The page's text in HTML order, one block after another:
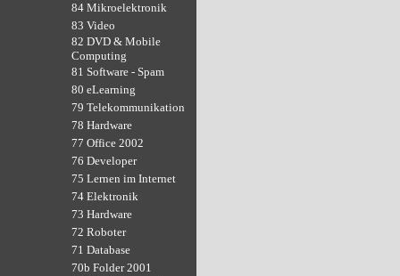
84 Mikroelektronik
83 Video
82 DVD & Mobile
Computing
81 Software - Spam
80 eLearning
79 Telekommunikation
78 Hardware
77 Office 2002
76 Developer
75 Lernen im Internet
74 Elektronik
73 Hardware
72 Roboter
71 Database
70b Folder 2001